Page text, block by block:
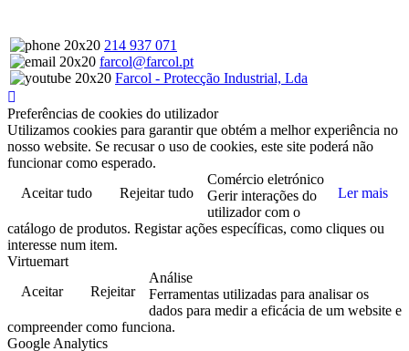
214 937 071
farcol@farcol.pt
Farcol - Protecção Industrial, Lda
Preferências de cookies do utilizador
Utilizamos cookies para garantir que obtém a melhor experiência no
nosso website. Se recusar o uso de cookies, este site poderá não
funcionar como esperado.
Aceitar tudo
Rejeitar tudo Ler mais
Comércio eletrónico
Gerir interações do
utilizador com o
catálogo de produtos. Registar ações específicas, como cliques ou
interesse num item.
Virtuemart
Aceitar
Rejeitar
Análise
Ferramentas utilizadas para analisar os
dados para medir a eficácia de um website e
compreender como funciona.
Google Analytics